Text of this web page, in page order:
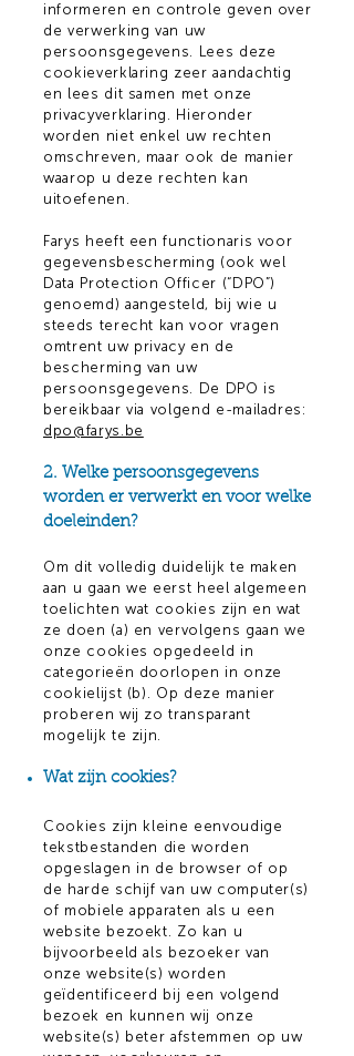
informeren en controle geven over
de verwerking van uw
persoonsgegevens. Lees deze
cookieverklaring zeer aandachtig
en lees dit samen met onze
privacyverklaring. Hieronder
worden niet enkel uw rechten
omschreven, maar ook de manier
waarop u deze rechten kan
uitoefenen.
Farys heeft een functionaris voor
gegevensbescherming (ook wel
Data Protection Officer (“DPO”)
genoemd) aangesteld, bij wie u
steeds terecht kan voor vragen
omtrent uw privacy en de
bescherming van uw
persoonsgegevens. De DPO is
bereikbaar via volgend e-mailadres:
dpo@farys.be
2. Welke persoonsgegevens
worden er verwerkt en voor welke
doeleinden?
Om dit volledig duidelijk te maken
aan u gaan we eerst heel algemeen
toelichten wat cookies zijn en wat
ze doen (a) en vervolgens gaan we
onze cookies opgedeeld in
categorieën doorlopen in onze
cookielijst (b). Op deze manier
proberen wij zo transparant
mogelijk te zijn.
​Wat zijn cookies?
Cookies zijn kleine eenvoudige
tekstbestanden die worden
opgeslagen in de browser of op
de harde schijf van uw computer(s)
of mobiele apparaten als u een
website bezoekt. Zo kan u
bijvoorbeeld als bezoeker van
onze website(s) worden
geïdentificeerd bij een volgend
bezoek en kunnen wij onze
website(s) beter afstemmen op uw